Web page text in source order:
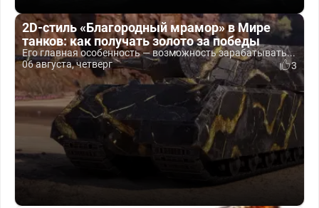
2D-стиль «Благородный мрамор» в Мире
танков: как получать золото за победы
Его главная особенность — возможность зарабатывать...
06 августа, четверг
3